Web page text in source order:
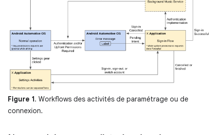
Figure 1. Workflows des activités de paramétrage ou de
connexion.